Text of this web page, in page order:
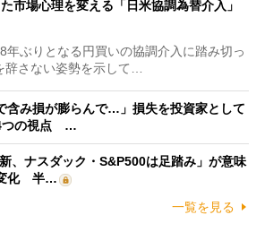
市場心理を変える「日米協調為替介入」
ぶりとなる円買いの協調介入に踏み切っ
さない姿勢を示して…
含み損が膨らんで…」損失を投資家として
つの視点 …
、ナスダック・S&P500は足踏み」が意味
変化 半…
一覧を見る